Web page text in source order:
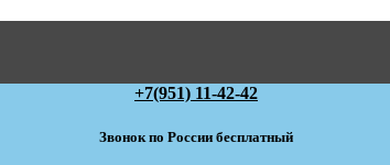
+7(951) 11-42-42
Звонок по России бесплатный